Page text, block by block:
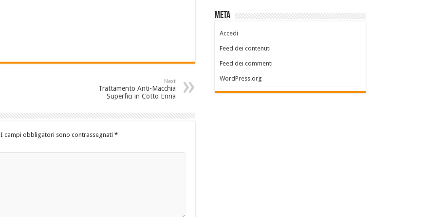
Next
Trattamento Anti-Macchia
Superfici in Cotto Enna
I campi obbligatori sono contrassegnati *
Meta
Accedi
Feed dei contenuti
Feed dei commenti
WordPress.org